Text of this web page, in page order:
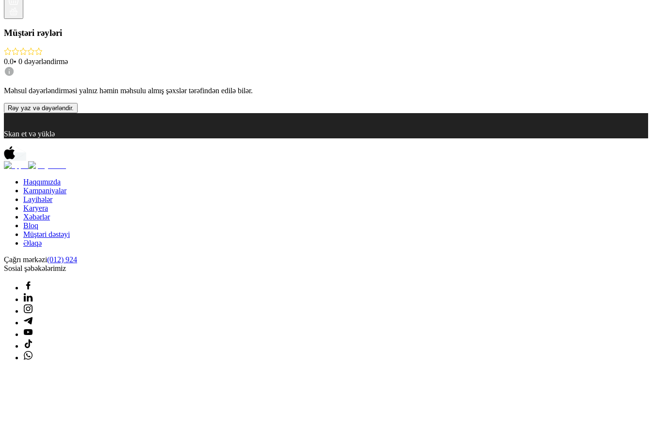
Müştəri rəyləri
0.0• 0 dəyərləndirmə
Məhsul dəyərləndirməsi yalnız həmin məhsulu almış şəxslər tərəfindən edilə bilər.
Rəy yaz və dəyərləndir.
Skan et və yüklə
Haqqımızda
Kampaniyalar
Layihələr
Karyera
Xəbərlər
Bloq
Müştəri dəstəyi
Əlaqə
Çağrı mərkəzi(012) 924
Sosial şəbəkələrimiz